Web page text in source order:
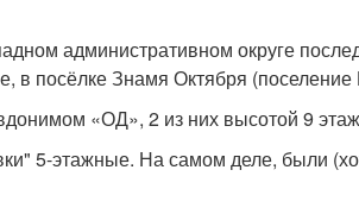
административном округе
в посёлке Знамя Октября (поселение
«ОД», 2 из них высотой 9
5-этажные. На самом деле, были